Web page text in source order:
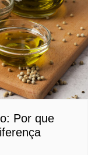
Por que